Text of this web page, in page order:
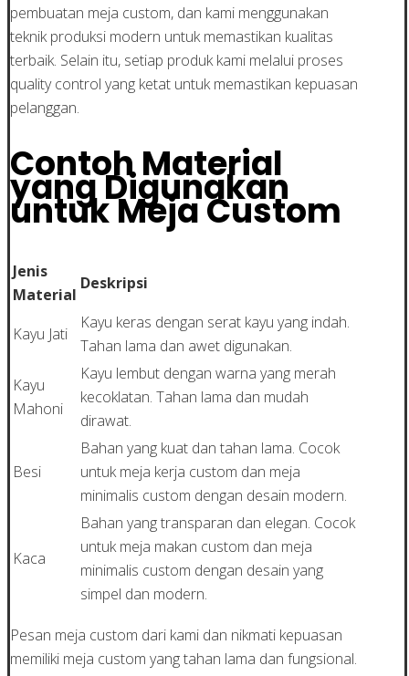
pembuatan meja custom, dan kami menggunakan
teknik produksi modern untuk memastikan kualitas
terbaik. Selain itu, setiap produk kami melalui proses
quality control yang ketat untuk memastikan kepuasan
pelanggan.
Contoh Material
yang Digunakan
untuk Meja Custom
Jenis
Material
Deskripsi
Kayu Jati
Kayu keras dengan serat kayu yang indah.
Tahan lama dan awet digunakan.
Kayu
Mahoni
Kayu lembut dengan warna yang merah
kecoklatan. Tahan lama dan mudah
dirawat.
Besi
Bahan yang kuat dan tahan lama. Cocok
untuk meja kerja custom dan meja
minimalis custom dengan desain modern.
Kaca
Bahan yang transparan dan elegan. Cocok
untuk meja makan custom dan meja
minimalis custom dengan desain yang
simpel dan modern.
Pesan meja custom dari kami dan nikmati kepuasan
memiliki meja custom yang tahan lama dan fungsional.